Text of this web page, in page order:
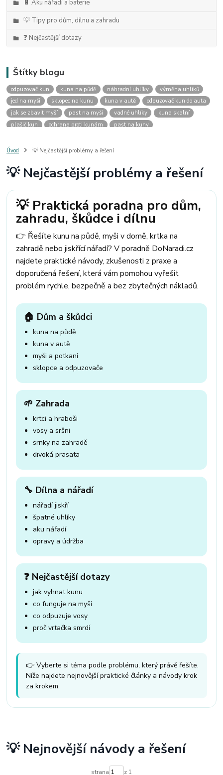
🔋 Aku nářadí a baterie
💡 Tipy pro dům, dílnu a zahradu
❓ Nejčastější dotazy
Štítky blogu
odpuzovač kun kuna na půdě náhradní uhlíky
výměna uhlíků
jed na myši
sklopec na kunu kuna v autě
odpuzovač kun do auta
jak se zbavit myší
past na myši vadné uhlíky
kuna skalní
plašič kun
ochrana proti kunám
past na kuny
past na kunu
myši v domě odpuzovač myší
štěnice
štěnice v hotelu jak se zbavit kuny
kuna ve střeše
mravenci a mšice
uhlíky do nářadí
uhlíky do nařadí
uhlíky do vysavače
uhlíky do pračky uhlíky do
uhlíky parkside
uhlíky ferm uhlíky makita
uhlíkové kartáče
kde sehnat uhlíky
kde koupit uhlíky
Úvod 💡 Nejčastější problémy a řešení
💡 Nejčastější problémy a řešení
💡 Praktická poradna pro dům,
zahradu, škůdce i dílnu
👉 Řešíte kunu na půdě, myši v domě, krtka na
zahradě nebo jiskřící nářadí? V poradně DoNaradi.cz
najdete praktické návody, zkušenosti z praxe a
doporučená řešení, která vám pomohou vyřešit
problém rychle, bezpečně a bez zbytečných nákladů.
🏠 Dům a škůdci
kuna na půdě
kuna v autě
myši a potkani
sklopce a odpuzovače
🌱 Zahrada
krtci a hraboši
vosy a sršni
srnky na zahradě
divoká prasata
🔧 Dílna a nářadí
nářadí jiskří
špatné uhlíky
aku nářadí
opravy a údržba
❓ Nejčastější dotazy
jak vyhnat kunu
co funguje na myši
co odpuzuje vosy
proč vrtačka smrdí
👉 Vyberte si téma podle problému, který právě řešíte.
Níže najdete nejnovější praktické články a návody krok
za krokem.
💡 Nejnovější návody a řešení
strana z 1